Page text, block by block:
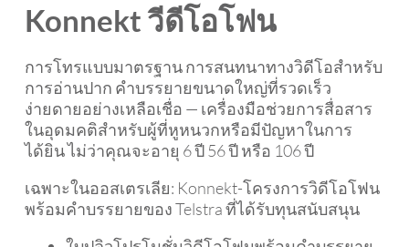
Konnekt วีดีโอโฟน
การโทรแบบมาตรฐาน การสนทนาทางวิดีโอสำหรับ
การอ่านปาก คำบรรยายขนาดใหญ่ที่รวดเร็ว
ง่ายดายอย่างเหลือเชื่อ — เครื่องมือช่วยการสื่อสาร
ในอุดมคติสำหรับผู้ที่หูหนวกหรือมีปัญหาในการ
ได้ยิน ไม่ว่าคุณจะอายุ 6 ปี 56 ปี หรือ 106 ปี
เฉพาะในออสเตรเลีย: Konnekt-โครงการวิดีโอโฟน
พร้อมคำบรรยายของ Telstra ที่ได้รับทุนสนับสนุน